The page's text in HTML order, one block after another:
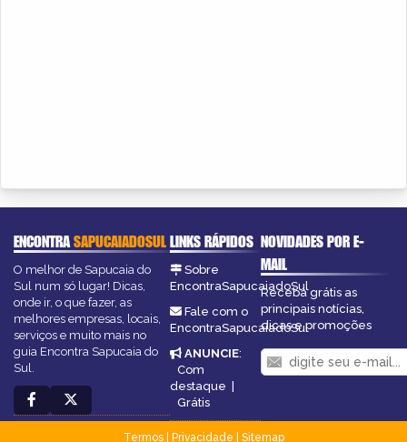
ENCONTRASAPUCAIADOSUL
O melhor de Sapucaia do
Sul num só lugar! Dicas,
onde ir, o que fazer, as
melhores empresas, locais,
serviços e muito mais no
guia Encontra Sapucaia do
Sul.
LINKS RÁPIDOS
Sobre
EncontraSapucaiadoSul
Fale com o
EncontraSapucaiadoSul
ANUNCIE:
Com
destaque |
Grátis
NOVIDADES POR E-
MAIL
Receba grátis as
principais notícias,
dicas e promoções
Termos| Privacidade
Sitemap